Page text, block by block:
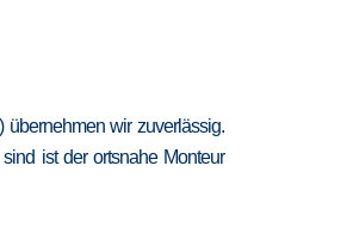
übernehmen wir zuverlässig.
ist der ortsnahe Monteur